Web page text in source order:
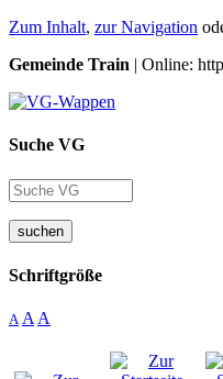
Zum Inhalt, zur Navigation
Gemeinde Train | Online:
Suche VG
suchen
Schriftgröße
A A A